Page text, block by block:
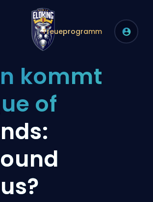
Treueprogramm
kommt
of